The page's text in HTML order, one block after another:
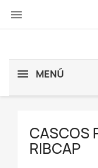

MENÚ
CASCOS
RIBCAP